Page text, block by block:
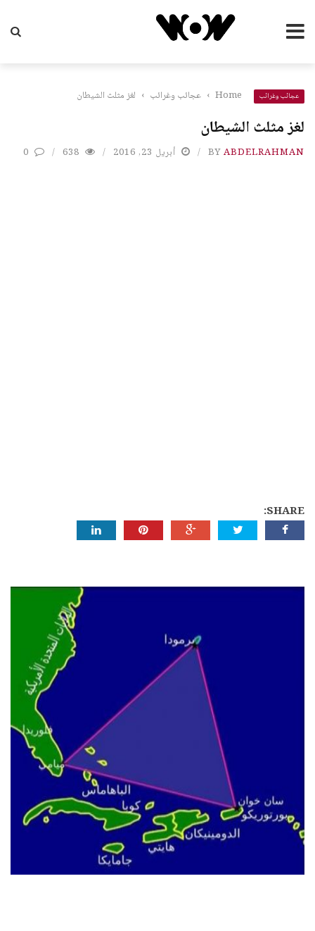
عجائب وغرائب Home
› عجائب وغرائب › لغز مثلث الشيطان
لغز مثلث الشيطان
BYABDELRAHMAN أبريل 23, 2016 638
0
SHARE: